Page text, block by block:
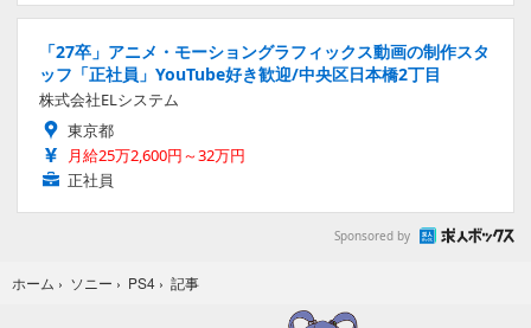
「27卒」アニメ・モーショングラフィックス動画の制作スタ
ッフ「正社員」YouTube好き歓迎/中央区日本橋2丁目
株式会社ELシステム
東京都
月給25万2,600円～32万円
正社員
Sponsored by
ホーム › ソニー › PS4 › 記事